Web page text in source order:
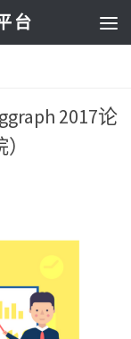
台
2017论